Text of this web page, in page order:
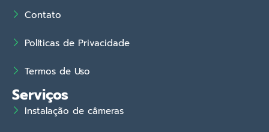
Contato
Políticas de Privacidade
Termos de Uso
Serviços
Instalação de câmeras